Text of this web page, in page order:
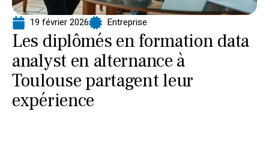
19 février 2026 Entreprise
Les diplômés en formation data
analyst en alternance à
Toulouse partagent leur
expérience